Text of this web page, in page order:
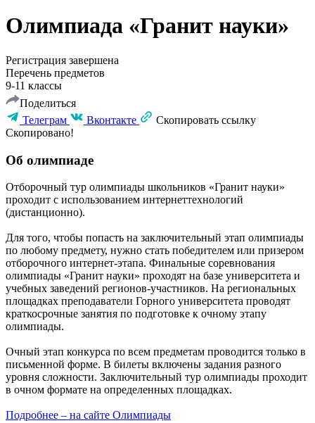
Олимпиада «Гранит науки»
Регистрация завершена
Перечень предметов
9-11 классы
Поделиться
Телеграм
Вконтакте
Скопировать ссылку
Скопировано!
Об олимпиаде
Отборочный тур олимпиады школьников «Гранит науки»
проходит с использованием интернеттехнологий
(дистанционно).
Для того, чтобы попасть на заключительный этап олимпиады
по любому предмету, нужно стать победителем или призером
отборочного интернет-этапа. Финальные соревнования
олимпиады «Гранит науки» проходят на базе университета и
учебных заведений регионов-участников. На региональных
площадках преподаватели Горного университета проводят
краткосрочные занятия по подготовке к очному этапу
олимпиады.
Очный этап конкурса по всем предметам проводится только в
письменной форме. В билеты включены задания разного
уровня сложности. Заключительный тур олимпиады проходит
в очном формате на определенных площадках.
Подробнее – на сайте Олимпиады